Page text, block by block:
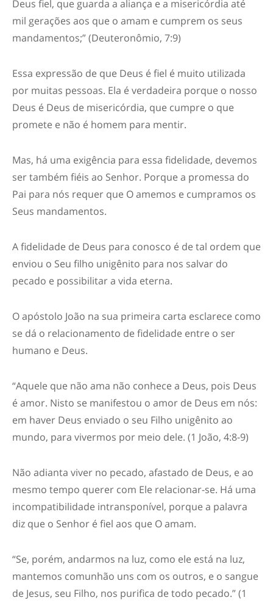
Deus fiel, que guarda a aliança e a misericórdia até
mil gerações aos que o amam e cumprem os seus
mandamentos;” (Deuteronômio, 7:9)
Essa expressão de que Deus é fiel é muito utilizada
por muitas pessoas. Ela é verdadeira porque o nosso
Deus é Deus de misericórdia, que cumpre o que
promete e não é homem para mentir.
Mas, há uma exigência para essa fidelidade, devemos
ser também fiéis ao Senhor. Porque a promessa do
Pai para nós requer que O amemos e cumpramos os
Seus mandamentos.
A fidelidade de Deus para conosco é de tal ordem que
enviou o Seu filho unigênito para nos salvar do
pecado e possibilitar a vida eterna.
O apóstolo João na sua primeira carta esclarece como
se dá o relacionamento de fidelidade entre o ser
humano e Deus.
“Aquele que não ama não conhece a Deus, pois Deus
é amor. Nisto se manifestou o amor de Deus em nós:
em haver Deus enviado o seu Filho unigênito ao
mundo, para vivermos por meio dele. (1 João, 4:8-9)
Não adianta viver no pecado, afastado de Deus, e ao
mesmo tempo querer com Ele relacionar-se. Há uma
incompatibilidade intransponível, porque a palavra
diz que o Senhor é fiel aos que O amam.
“Se, porém, andarmos na luz, como ele está na luz,
mantemos comunhão uns com os outros, e o sangue
de Jesus, seu Filho, nos purifica de todo pecado.” (1